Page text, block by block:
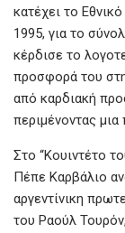
κατέχει το
1995, για το
κέρδισε το
προσφορά του
από καρδιακή
περιμένοντας
Στο “Κουιντέτο
Πέπε Καρβάλιο
αργεντίνικη
του Ραούλ